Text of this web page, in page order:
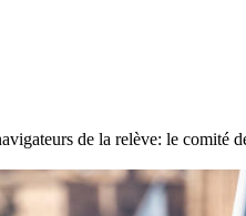
de la relève: le comité